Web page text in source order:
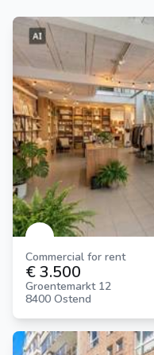
Commercial for rent
€ 3.500
Groentemarkt 12
8400 Ostend